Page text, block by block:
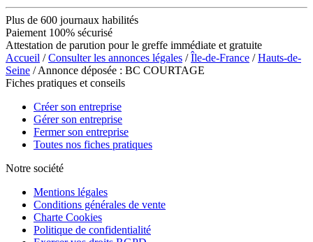
Plus de 600 journaux habilités
Paiement 100% sécurisé
Attestation de parution pour le greffe immédiate et gratuite
Accueil /Consulter les annonces légales /Île-de-France /Hauts-de-
Seine / Annonce déposée : BC COURTAGE
Fiches pratiques et conseils
Créer son entreprise
Gérer son entreprise
Fermer son entreprise
Toutes nos fiches pratiques
Notre société
Mentions légales
Conditions générales de vente
Charte Cookies
Politique de confidentialité